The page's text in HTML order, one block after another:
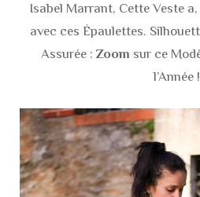
Isabel Marrant, Cette Veste
avec ces Épaulettes.
Assurée : Zoom sur ce
l’Année !